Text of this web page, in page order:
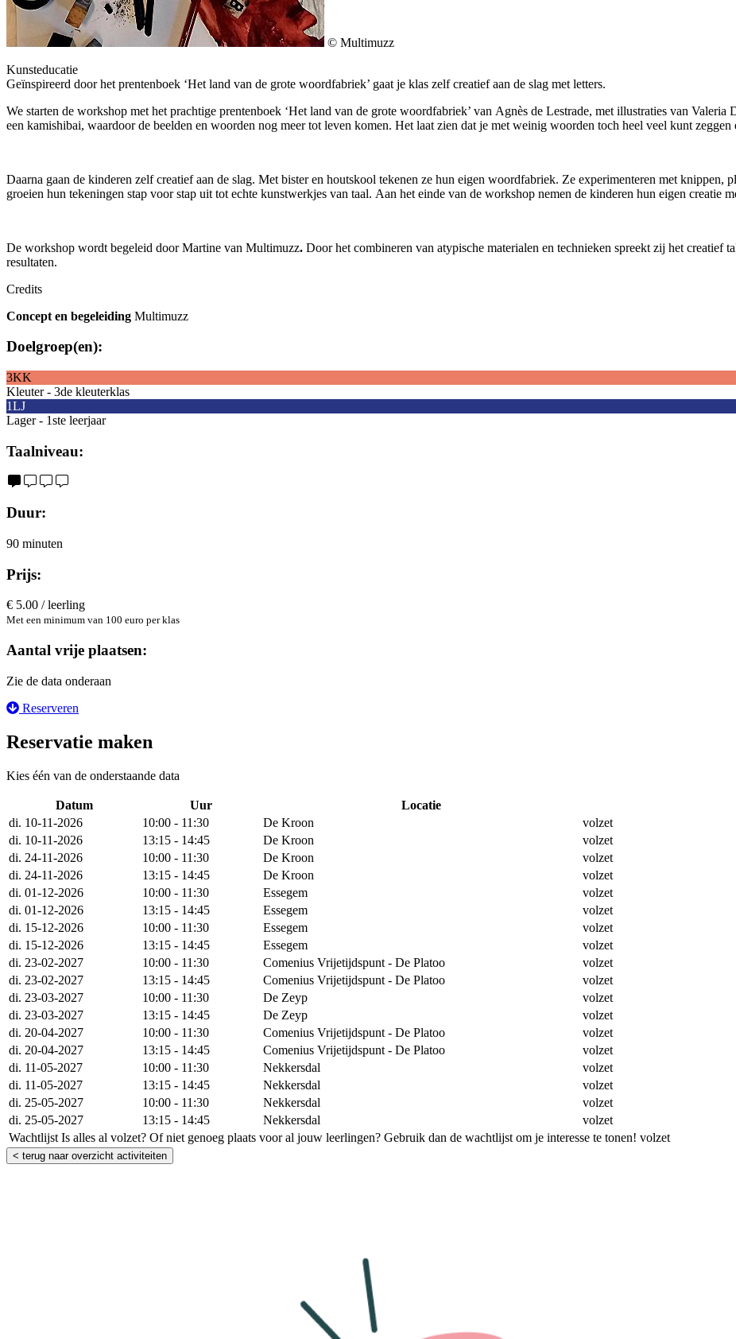
© Multimuzz
Kunsteducatie
Geïnspireerd door het prentenboek ‘Het land van de grote woordfabriek’ gaat je klas zelf creatief aan de slag met letters.
We starten de workshop met het prachtige prentenboek ‘Het land van de grote woordfabriek’ van Agnès de Lestrade, met illustraties van
een kamishibai, waardoor de beelden en woorden nog meer tot leven komen. Het laat zien dat je met weinig woorden toch heel veel kunt
Daarna gaan de kinderen zelf creatief aan de slag. Met bister en houtskool tekenen ze hun eigen woordfabriek. Ze experimenteren met knippen,
groeien hun tekeningen stap voor stap uit tot echte kunstwerkjes van taal. Aan het einde van de workshop nemen de kinderen hun eigen creatie
De workshop wordt begeleid door Martine van Multimuzz. Door het combineren van atypische materialen en technieken spreekt zij het creatief
resultaten.
Credits
Concept en begeleiding Multimuzz
Doelgroep(en):
3KK
Kleuter - 3de kleuterklas
1LJ
Lager - 1ste leerjaar
Taalniveau:
Duur:
90 minuten
Prijs:
€ 5.00 / leerling
Met een minimum van 100 euro per klas
Aantal vrije plaatsen:
Zie de data onderaan
Reserveren
Reservatie maken
Kies één van de onderstaande data
Datum Uur Locatie
di. 10-11-2026
10:00 - 11:30 De Kroon
volzet
di. 10-11-2026
13:15 - 14:45 De Kroon
volzet
di. 24-11-2026
10:00 - 11:30 De Kroon
volzet
di. 24-11-2026
13:15 - 14:45 De Kroon
volzet
di. 01-12-2026
10:00 - 11:30 Essegem
volzet
di. 01-12-2026
13:15 - 14:45 Essegem
volzet
di. 15-12-2026
10:00 - 11:30 Essegem
volzet
di. 15-12-2026
13:15 - 14:45 Essegem
volzet
di. 23-02-2027
10:00 - 11:30 Comenius Vrijetijdspunt - De Platoo
volzet
di. 23-02-2027
13:15 - 14:45 Comenius Vrijetijdspunt - De Platoo
volzet
di. 23-03-2027
10:00 - 11:30 De Zeyp
volzet
di. 23-03-2027
13:15 - 14:45 De Zeyp
volzet
di. 20-04-2027
10:00 - 11:30 Comenius Vrijetijdspunt - De Platoo
volzet
di. 20-04-2027
13:15 - 14:45 Comenius Vrijetijdspunt - De Platoo
volzet
di. 11-05-2027
10:00 - 11:30 Nekkersdal
volzet
di. 11-05-2027
13:15 - 14:45 Nekkersdal
volzet
di. 25-05-2027
10:00 - 11:30 Nekkersdal
volzet
di. 25-05-2027
13:15 - 14:45 Nekkersdal
volzet
Wachtlijst Is alles al volzet? Of niet genoeg plaats voor al jouw leerlingen? Gebruik dan de wachtlijst om je interesse te tonen! volzet
< terug naar overzicht activiteiten